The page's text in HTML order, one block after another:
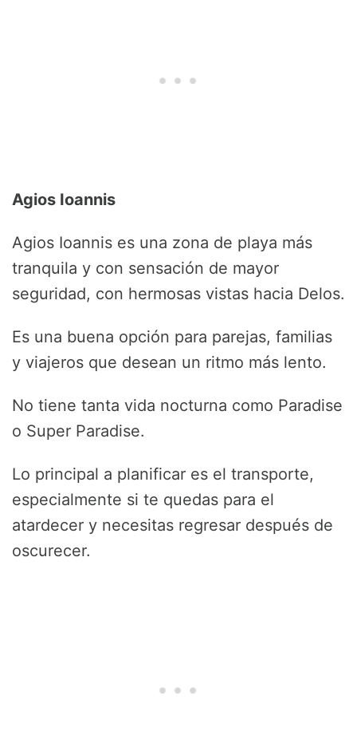
Agios Ioannis
Agios Ioannis es una zona de playa más
tranquila y con sensación de mayor
seguridad, con hermosas vistas hacia Delos.
Es una buena opción para parejas, familias
y viajeros que desean un ritmo más lento.
No tiene tanta vida nocturna como Paradise
o Super Paradise.
Lo principal a planificar es el transporte,
especialmente si te quedas para el
atardecer y necesitas regresar después de
oscurecer.